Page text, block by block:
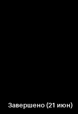
Завершено (21 июн)